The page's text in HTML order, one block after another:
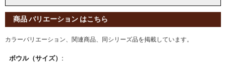
商品 バリエーション はこちら
カラーバリエーション、関連商品、同シリーズ品を掲載しています。
ボウル（サイズ）: